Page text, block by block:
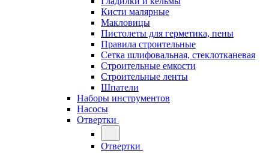
Кисти малярные
Макловицы
Пистолеты для герметика, пены
Правила строительные
Сетка шлифовальная, стеклотканевая
Строительные емкости
Строительные ленты
Шпатели
Наборы инструментов
Насосы
Отвертки
Отвертки